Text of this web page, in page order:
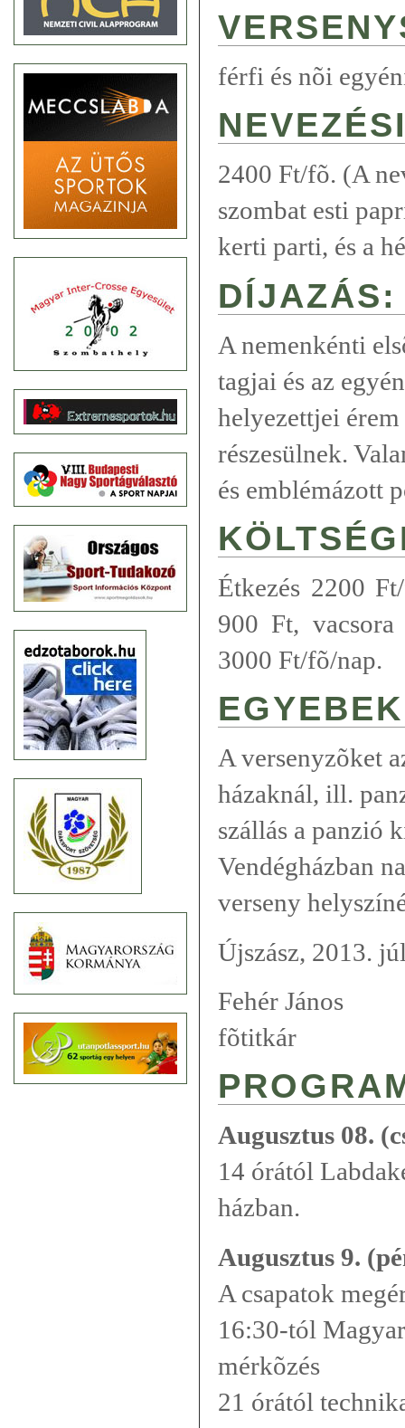
férfi és nõi
2400 Ft/fõ. (A
szombat esti
kerti parti, és a
DÍJAZÁS:
A nemenkénti
tagjai és az
helyezettjei
részesülnek.
és emblémázott
Étkezés 2200
900 Ft,
3000 Ft/fõ/nap.
A versenyzõket
házaknál, ill.
szállás a panzió
Vendégházban
verseny
Újszász, 2013.
Fehér János
fõtitkár
Augusztus 08.
14 órától
házban.
Augusztus 9.
A csapatok
16:30-tól
mérkõzés
21 órától